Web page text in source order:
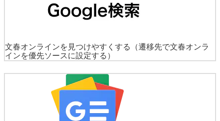
文春オンラインを見つけやすくする
（遷移先で文春オンラ
インを優先ソースに設定する）